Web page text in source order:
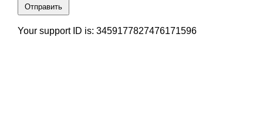
Отправить
Your support ID is: 3459177827476171596